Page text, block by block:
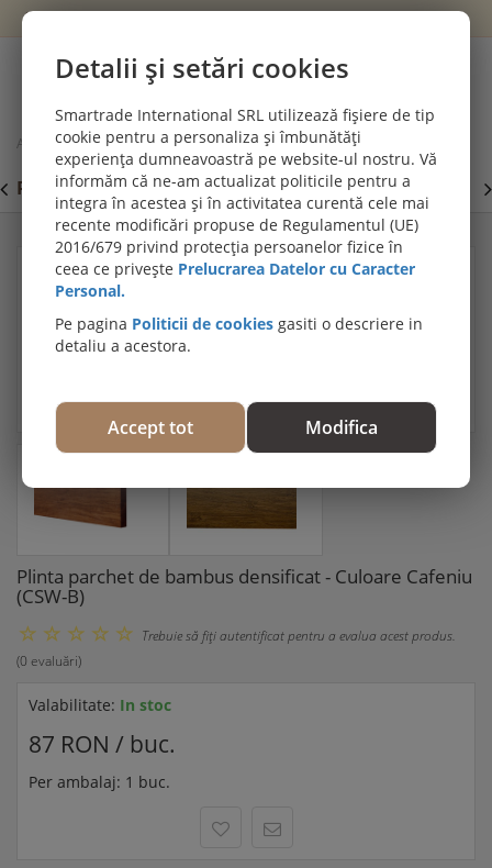
Cont
Acasă
Plinte, profile decorative și de trecere
Plinta parchet de bambus densificat - Culoare Cafeniu (CSW-B)
PROMOȚII DE IULIE! PARCHET SPC SI LVT: Viziteaza
secțiunea de pardoseli SPC SI LVT
Plinta parchet de bambus densificat - Culoare Cafeniu
(CSW-B)
Trebuie să fiţi autentificat pentru a evalua acest produs.
(0 evaluări)
Valabilitate: In stoc
87 RON / buc.
Per ambalaj: 1 buc.
Detalii și setări cookies
Smartrade International SRL utilizează fișiere de tip
cookie pentru a personaliza și îmbunătăți
experiența dumneavoastră pe website-ul nostru. Vă
informăm că ne-am actualizat politicile pentru a
integra în acestea și în activitatea curentă cele mai
recente modificări propuse de Regulamentul (UE)
2016/679 privind protecția persoanelor fizice în
ceea ce privește Prelucrarea Datelor cu Caracter
Personal.
Pe pagina Politicii de cookies gasiti o descriere in
detaliu a acestora.
Accept tot Modifica